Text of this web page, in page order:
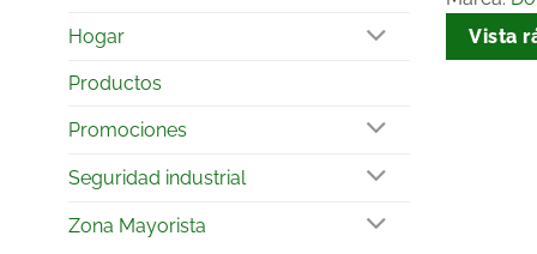
Hogar
Productos
Promociones
Seguridad industrial
Zona Mayorista
Vista